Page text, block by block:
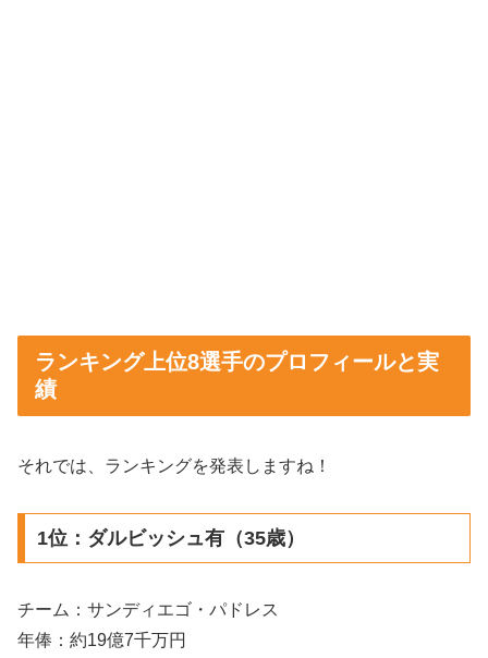
ランキング上位8選手のプロフィールと実
績
それでは、ランキングを発表しますね！
1位：ダルビッシュ有（35歳）
チーム：サンディエゴ・パドレス
年俸：約19億7千万円